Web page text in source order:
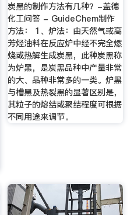
炭黑的制作方法有几种？-盖德
化工问答 - GuideChem制作
方法： 1、炉法：由天然气或高
芳烃油料在反应炉中经不完全燃
烧或热解生成炭黑，此种炭黑称
为炉黑，是炭黑品种中产量非常
的大、品种非常多的一类。炉黑
与槽黑及热裂黑的显著区别是，
其粒子的熔结或聚结程度可根据
不同用途来调节。